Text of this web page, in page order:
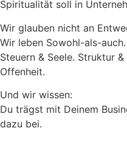
Spiritualität soll in
Wir glauben nicht an
Wir leben Sowohl-als-auch.
Steuern & Seele. Struktur
Offenheit.
Und wir wissen:
Du trägst mit Deinem
dazu bei.